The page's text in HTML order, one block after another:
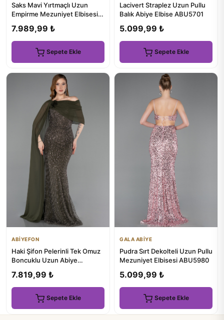
Saks Mavi Yırtmaçlı Uzun
Empirme Mezuniyet Elbisesi
7.989,99 ₺
Sepete Ekle
Lacivert Straplez Uzun Pullu
Balık Abiye Elbise ABU5701
5.099,99 ₺
Sepete Ekle
ABİYEFON
Haki Şifon Pelerinli Tek Omuz
Boncuklu Uzun Abiye
7.819,99 ₺
Sepete Ekle
GALA ABİYE
Pudra Sırt Dekolteli Uzun Pullu
Mezuniyet Elbisesi ABU5980
5.099,99 ₺
Sepete Ekle